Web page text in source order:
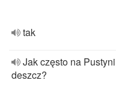
tak
Jak często na
deszcz?